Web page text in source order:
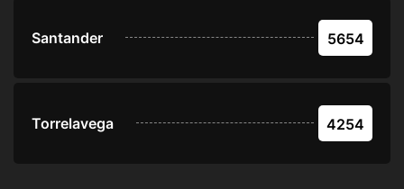
Santander 5654
Torrelavega 4254